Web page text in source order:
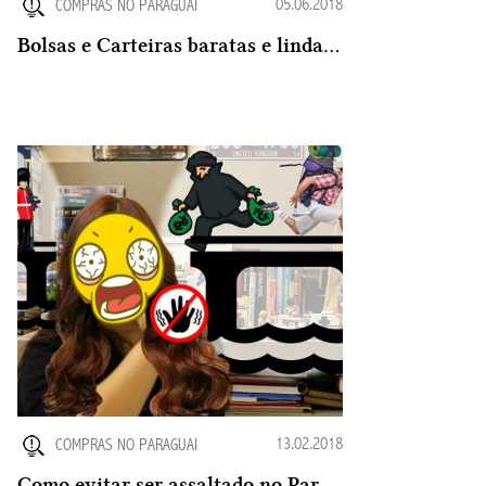
COMPRAS NO PARAGUAI 05.06.2018
Bolsas e Carteiras baratas e lindas no Paraguai
COMPRAS NO PARAGUAI 13.02.2018